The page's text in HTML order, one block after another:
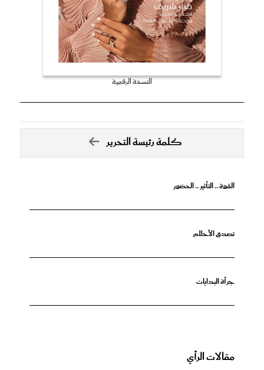
النسخة الرقمية
كلمة رئيسة التحرير
القوة .. التأثير .. الحضور
تصدق الأحلام
جرأة البدايات
مقالات الرأي